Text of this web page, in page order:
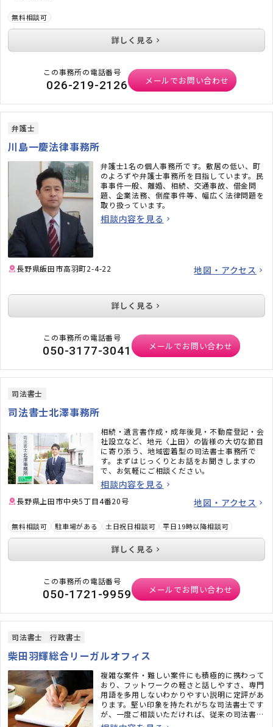
無料相談可
詳しく見る
この事務所の電話番号
026-219-2126 メールでお問い合わせ
弁護士
川島一慶法律事務所
弁護士1名の個人事務所です。敷居の低い、町
のよろずや弁護士事務所を目指しています。民
事事件一般、離婚、相続、交通事故、借金問
題、企業法務、倒産事件等、幅広く法律問題を
取り扱っています。
相談内容を見る
長野県飯田市高羽町2-4-22 地図・アクセス
詳しく見る
この事務所の電話番号
050-3177-3041 メールでお問い合わせ
司法書士
司法書士北澤事務所
相続・遺言書作成・成年後見・不動産登記・会
社設立など、地元〈上田〉の皆様の大切な節目
に寄り添う、地域密着型の司法書士事務所で
す。まずはじっくりとお話をお聞きしますの
で、お気軽にご相談ください。
相談内容を見る
長野県上田市中央5丁目4番20号 地図・アクセス
無料相談可 駐車場がある 土日祝日相談可 平日19時以降相談可
詳しく見る
この事務所の電話番号
050-1721-9959 メールでお問い合わせ
司法書士 行政書士
柴田羽輝総合リーガルオフィス
複雑な案件・難しい案件にも積極的に携わって
おり、フットワークの軽さと話しやすさ、専門
用語を多用しないわかりやすい説明に定評があ
ります。堅い印象を持たれがちな司法書士です
が、一度ご相談いただければ、従来の司法書士
のイメージがガラッと変わるかと思います。ど